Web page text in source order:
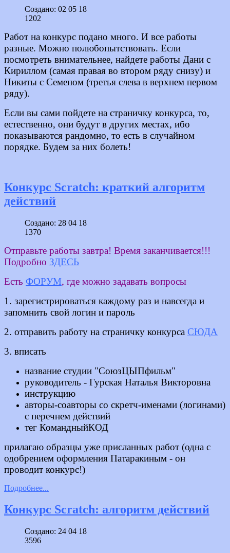
Создано: 02 05 18
1202
Работ на конкурс подано много. И все работы
разные. Можно полюбопытствовать. Если
посмотреть внимательнее, найдете работы Дани с
Кириллом (самая правая во втором ряду снизу) и
Никиты с Семеном (третья слева в верхнем первом
ряду).
Если вы сами пойдете на страничку конкурса, то,
естественно, они будут в других местах, ибо
показываются рандомно, то есть в случайном
порядке. Будем за них болеть!
Конкурс Scratch: краткий алгоритм
действий
Создано: 28 04 18
1370
Отправьте работы завтра! Время заканчивается!!!
Подробно ЗДЕСЬ
Есть ФОРУМ, где можно задавать вопросы
1. зарегистрироваться каждому раз и навсегда и
запомнить свой логин и пароль
2. отправить работу на страничку конкурса СЮДА
3. вписать
название студии "СоюзЦЫПфильм"
руководитель - Гурская Наталья Викторовна
инструкцию
авторы-соавторы со скретч-именами (логинами)
с перечнем действий
тег КомандныйКОД
прилагаю образцы уже присланных работ (одна с
одобрением оформления Патаракиным - он
проводит конкурс!)
Подробнее...
Конкурс Scratch: алгоритм действий
Создано: 24 04 18
3596